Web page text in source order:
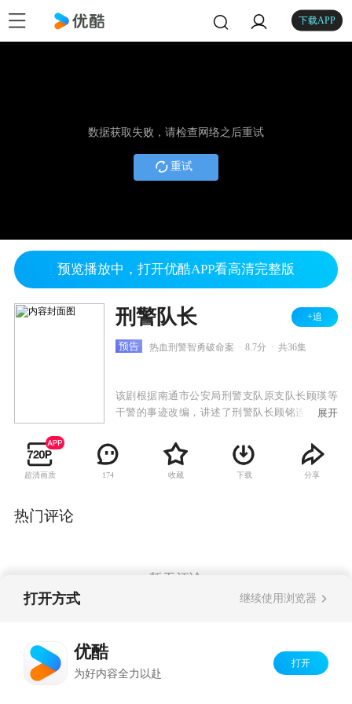
下载APP
数据获取失败，请检查网络之后重试
重试
预览播放中，打开优酷APP看高清完整版
刑警队长 +追
预告 热血刑警智勇破命案 8.7分 共36集
该剧根据南通市公安局刑警支队原支队长顾瑛等
干警的事迹改编，讲述了刑警队长顾铭连破奇案
展开
超清画质 174 收藏 下载 分享
热门评论
暂无评论
打开方式 继续使用浏览器
优酷
为好内容全力以赴
打开